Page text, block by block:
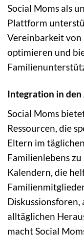
Social Moms als
Plattform
Vereinbarkeit von
optimieren und
Integration in den
Social Moms
Ressourcen, die
Eltern im
Familienlebens
Kalendern, die
Diskussionsforen,
alltäglichen
macht Social